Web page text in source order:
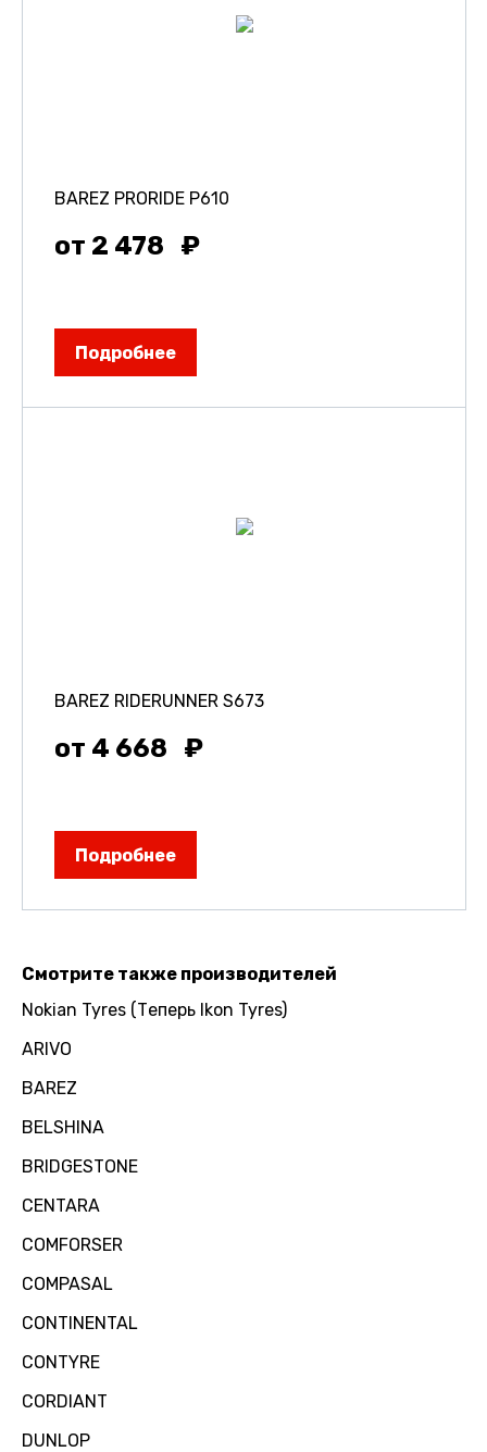
BAREZ PRORIDE P610
от 2 478
Подробнее
BAREZ RIDERUNNER S673
от 4 668
Подробнее
Смотрите также производителей
Nokian Tyres (Теперь Ikon Tyres)
ARIVO
BAREZ
BELSHINA
BRIDGESTONE
CENTARA
COMFORSER
COMPASAL
CONTINENTAL
CONTYRE
CORDIANT
DUNLOP